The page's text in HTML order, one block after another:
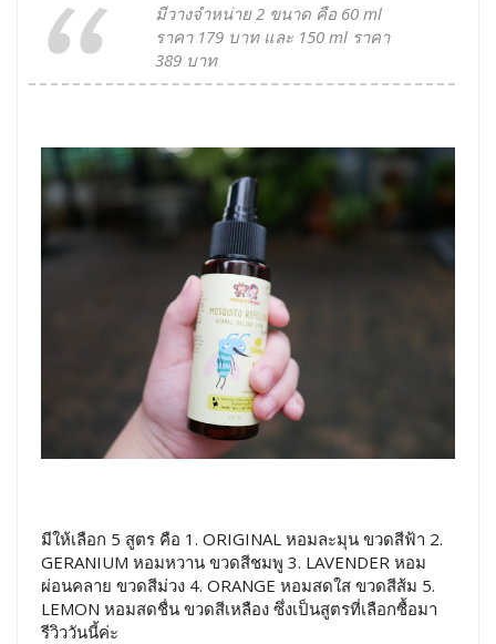
มีวางจำหน่าย 2 ขนาด คือ 60 ml
ราคา 179 บาท และ 150 ml ราคา
389 บาท
มีให้เลือก 5 สูตร คือ 1. ORIGINAL หอมละมุน ขวดสีฟ้า 2.
GERANIUM หอมหวาน ขวดสีชมพู 3. LAVENDER หอม
ผ่อนคลาย ขวดสีม่วง 4. ORANGE หอมสดใส ขวดสีส้ม 5.
LEMON หอมสดชื่น ขวดสีเหลือง ซึ่งเป็นสูตรที่เลือกซื้อมา
รีวิววันนี้ค่ะ